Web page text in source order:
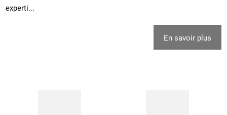
experti...
En savoir plus